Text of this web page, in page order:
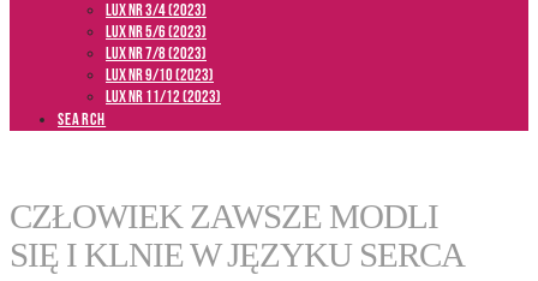
LUX NR 3/4 (2023)
LUX NR 5/6 (2023)
LUX NR 7/8 (2023)
LUX NR 9/10 (2023)
LUX NR 11/12 (2023)
SEARCH
CZŁOWIEK ZAWSZE MODLI
SIĘ I KLNIE W JĘZYKU SERCA